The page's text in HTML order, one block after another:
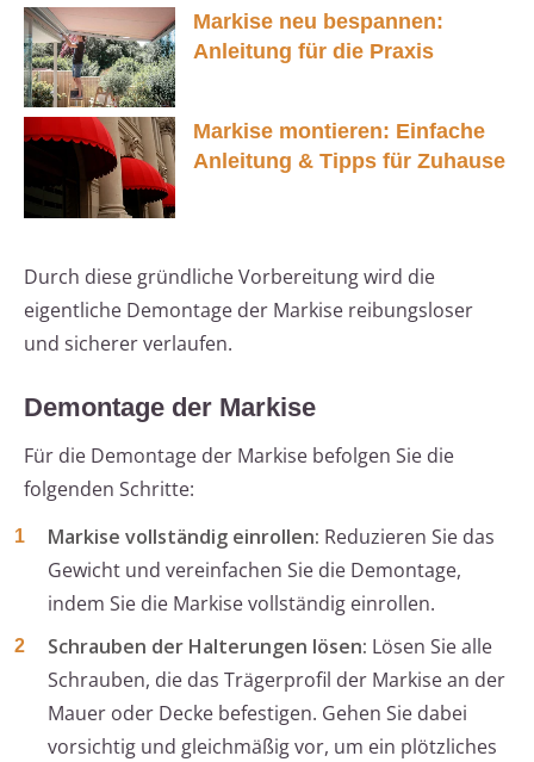
Markise neu bespannen:
Anleitung für die Praxis
Markise montieren: Einfache
Anleitung & Tipps für Zuhause
Durch diese gründliche Vorbereitung wird die
eigentliche Demontage der Markise reibungsloser
und sicherer verlaufen.
Demontage der Markise
Für die Demontage der Markise befolgen Sie die
folgenden Schritte:
Markise vollständig einrollen: Reduzieren Sie das
Gewicht und vereinfachen Sie die Demontage,
indem Sie die Markise vollständig einrollen.
Schrauben der Halterungen lösen: Lösen Sie alle
Schrauben, die das Trägerprofil der Markise an der
Mauer oder Decke befestigen. Gehen Sie dabei
vorsichtig und gleichmäßig vor, um ein plötzliches